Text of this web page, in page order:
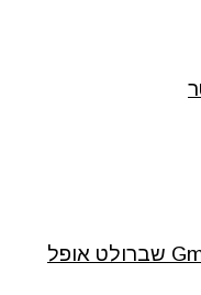
נוזל קירור כתום Preston לרכבי Gm שברולט אופל